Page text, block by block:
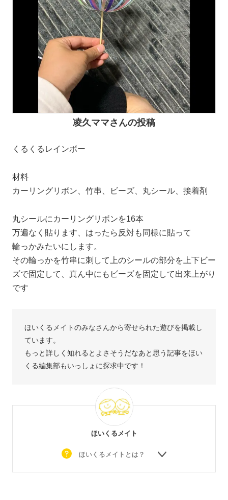
凌久ママさんの投稿
くるくるレインボー
材料
カーリングリボン、竹串、ビーズ、丸シール、接着剤
丸シールにカーリングリボンを16本
万遍なく貼ります、はったら反対も同様に貼って
輪っかみたいにします。
その輪っかを竹串に刺して上のシールの部分を上下ビー
ズで固定して、真ん中にもビーズを固定して出来上がり
です
ほいくるメイトのみなさんから寄せられた遊びを掲載し
ています。
もっと詳しく知れるとよさそうだなあと思う記事をほい
くる編集部もいっしょに探求中です！
ほいくるメイト
ほいくるメイトとは？